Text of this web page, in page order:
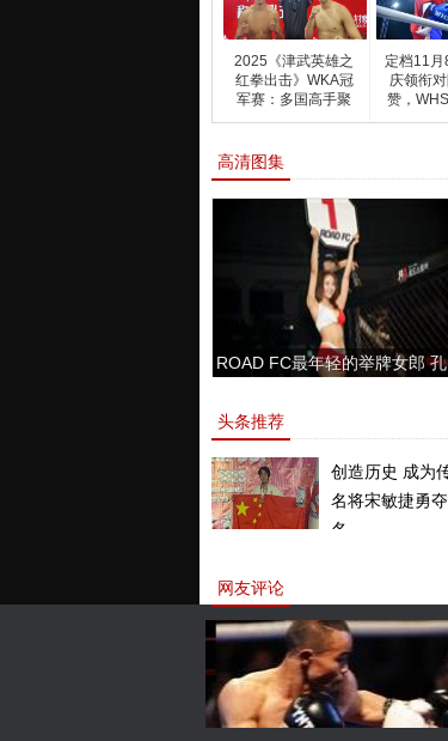
2025《津武英雄之
红拳出击》WKA冠
军赛：多国高手聚
武
定档11
庆领衔
赞，
高清图集
ROAD FC最年轻的举牌女郎 孔
头条推荐
创造历史 成为
名将宋敏捷勇
名。
网友评论